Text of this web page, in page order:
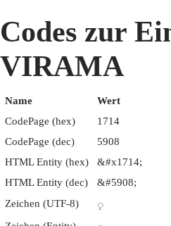
Codes zur
VIRAMA
Name
Wert
CodePage (hex)
1714
CodePage (dec)
5908
HTML Entity (hex)
&#x1714;
HTML Entity (dec)
&#5908;
Zeichen (UTF-8)
᜔